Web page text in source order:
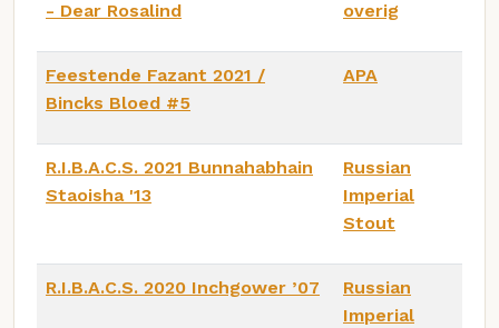
- Dear Rosalind
overig
Feestende Fazant 2021 /
Bincks Bloed #5
APA
R.I.B.A.C.S. 2021 Bunnahabhain
Staoisha '13
Russian
Imperial
Stout
R.I.B.A.C.S. 2020 Inchgower ’07
Russian
Imperial